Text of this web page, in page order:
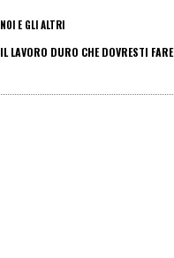
NOI E GLI ALTRI
IL LAVORO DURO CHE DOVRESTI FARE